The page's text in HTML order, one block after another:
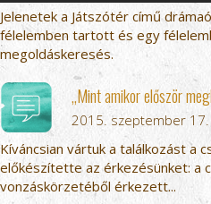
Jelenetek a Játszótér című
félelemben tartott és egy
megoldáskeresés.
„Mint amikor először
2015. szeptember
Kíváncsian vártuk a találkozást a
előkészítette az érkezésünket: a
vonzáskörzetéből érkezett...